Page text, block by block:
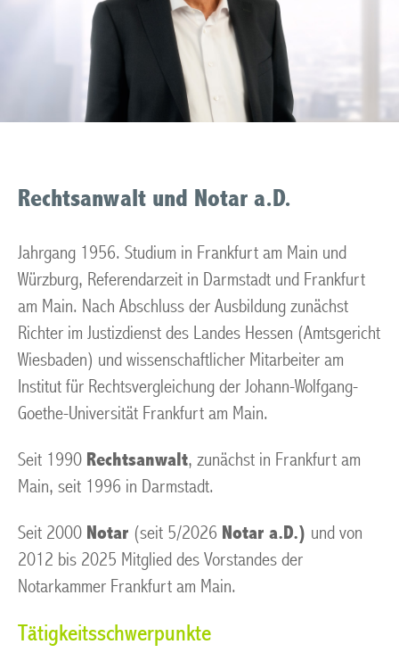
Rechtsanwalt und Notar a.D.
Jahrgang 1956. Studium in Frankfurt am Main und
Würzburg, Referendarzeit in Darmstadt und Frankfurt
am Main. Nach Abschluss der Ausbildung zunächst
Richter im Justizdienst des Landes Hessen (Amtsgericht
Wiesbaden) und wissenschaftlicher Mitarbeiter am
Institut für Rechtsvergleichung der Johann-Wolfgang-
Goethe-Universität Frankfurt am Main.
Seit 1990 Rechtsanwalt, zunächst in Frankfurt am
Main, seit 1996 in Darmstadt.
Seit 2000 Notar (seit 5/2026 Notar a.D.) und von
2012 bis 2025 Mitglied des Vorstandes der
Notarkammer Frankfurt am Main.
Tätigkeitsschwerpunkte